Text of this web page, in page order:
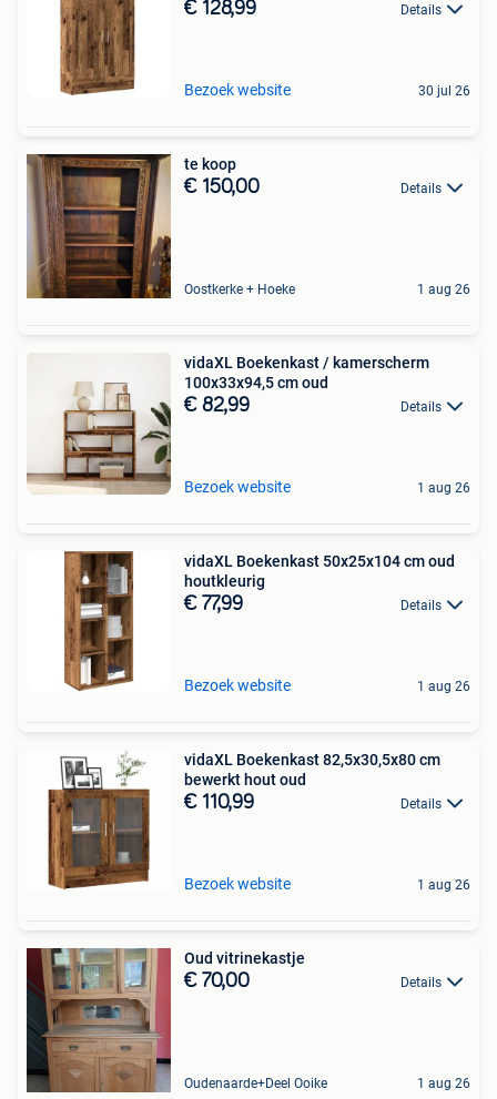
€ 128,99 Details
Bezoek website 30 jul 26
te koop
€ 150,00 Details
Oostkerke + Hoeke 1 aug 26
vidaXL Boekenkast / kamerscherm
100x33x94,5 cm oud
€ 82,99 Details
Bezoek website 1 aug 26
vidaXL Boekenkast 50x25x104 cm oud
houtkleurig
€ 77,99 Details
Bezoek website 1 aug 26
vidaXL Boekenkast 82,5x30,5x80 cm
bewerkt hout oud
€ 110,99 Details
Bezoek website 1 aug 26
Oud vitrinekastje
€ 70,00 Details
Oudenaarde+Deel Ooike 1 aug 26